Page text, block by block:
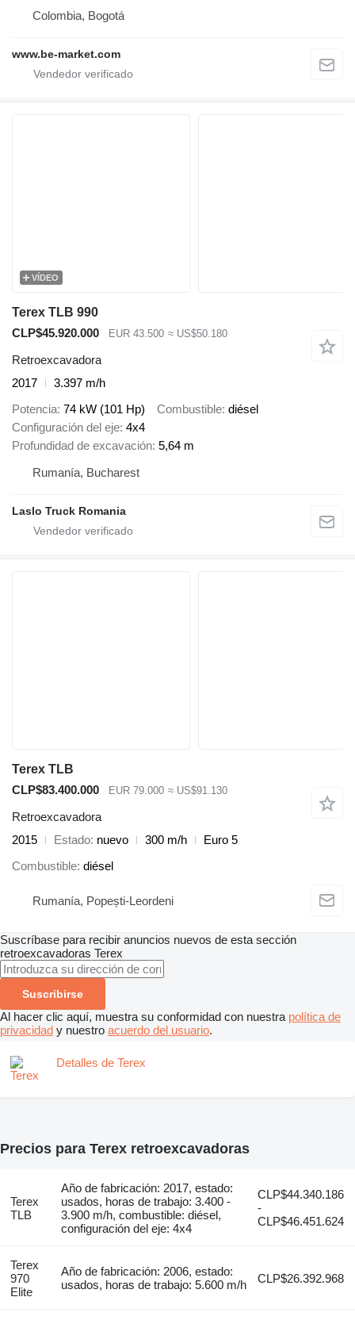
Colombia, Bogotá
www.be-market.com
VÍDEO
Terex TLB 990
CLP$45.920.000
EUR 43.500 ≈ US$50.180
Retroexcavadora
2017
3.397 m/h
Potencia 74 kW (101 Hp) Combustible diésel
Configuración del eje 4x4
Profundidad de excavación 5,64 m
Rumanía, Bucharest
Laslo Truck Romania
Terex TLB
CLP$83.400.000
EUR 79.000 ≈ US$91.130
Retroexcavadora
2015
Estado nuevo 300 m/h
Euro 5
Combustible diésel
Rumanía, Popești-Leordeni
Suscríbase para recibir anuncios nuevos de esta sección
retroexcavadoras Terex
Suscribirse
Al hacer clic aquí, muestra su conformidad con nuestra política de
privacidad y nuestro acuerdo del usuario.
Detalles de Terex
Precios para Terex retroexcavadoras
Terex
TLB
Año de fabricación: 2017, estado:
usados, horas de trabajo: 3.400 -
3.900 m/h, combustible: diésel,
configuración del eje: 4x4
CLP$44.340.186
-
CLP$46.451.624
Terex
970
Elite
Año de fabricación: 2006, estado:
usados, horas de trabajo: 5.600 m/h
CLP$26.392.968